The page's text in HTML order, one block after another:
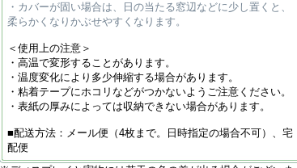
・カバーが固い場合は、日の当たる窓辺などに少し置くと、
柔らかくなりかぶせやすくなります。
＜使用上の注意＞
・高温で変形することがあります。
・温度変化により多少伸縮する場合があります。
・粘着テープにホコリなどがつかないようご注意ください。
・表紙の厚みによっては収納できない場合があります。
■配送方法：メール便（4枚まで。日時指定の場合不可）、宅
配便